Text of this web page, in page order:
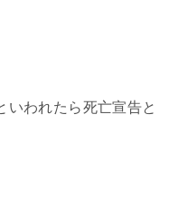
いわれたら死亡宣告と